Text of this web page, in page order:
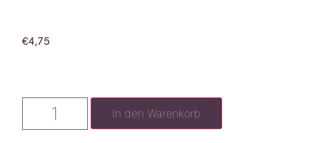
€4,75
In den Warenkorb